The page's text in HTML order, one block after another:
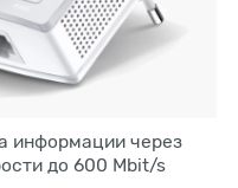
информации через
до 600 Mbit/s